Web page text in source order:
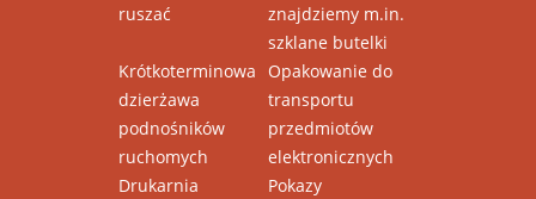
ruszać
znajdziemy m.in.
szklane butelki
Krótkoterminowa
dzierżawa
podnośników
ruchomych
Opakowanie do
transportu
przedmiotów
elektronicznych
Drukarnia
Pokazy